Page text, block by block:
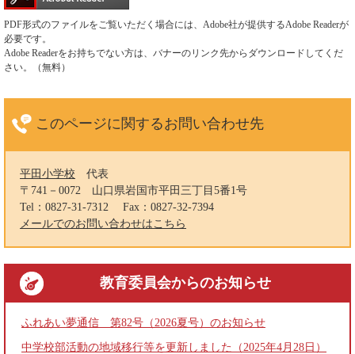
PDF形式のファイルをご覧いただく場合には、Adobe社が提供するAdobe Readerが
必要です。
Adobe Readerをお持ちでない方は、バナーのリンク先からダウンロードしてくだ
さい。（無料）
このページに関するお問い合わせ先
平田小学校
代表
〒741－0072
山口県岩国市平田三丁目5番1号
Tel：0827-31-7312
Fax：0827-32-7394
メールでのお問い合わせはこちら
教育委員会からのお知らせ
ふれあい夢通信 第82号（2026夏号）のお知らせ
中学校部活動の地域移行等を更新しました（2025年4月28日）